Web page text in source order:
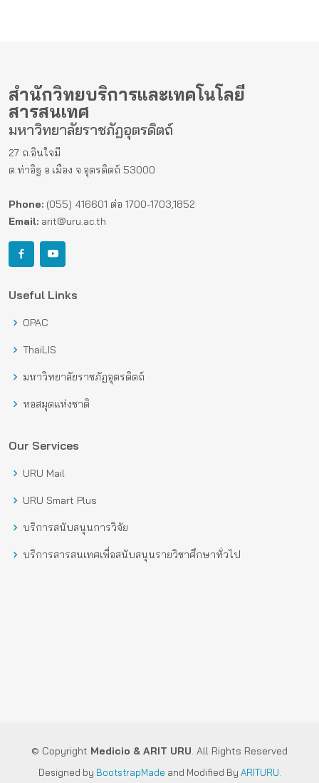
สำนักวิทยบริการและเทคโนโลยี
สารสนเทศ
มหาวิทยาลัยราชภัฏอุตรดิตถ์
27 ถ.อินใจมี
ต.ท่าอิฐ อ.เมือง จ.อุตรดิตถ์ 53000
Phone: (055) 416601 ต่อ 1700-1703,1852
Email: arit@uru.ac.th
Useful Links
OPAC
ThaiLIS
มหาวิทยาลัยราชภัฏอุตรดิตถ์
หอสมุดแห่งชาติ
Our Services
URU Mail
URU Smart Plus
บริการสนับสนุนการวิจัย
บริการสารสนเทศเพื่อสนับสนุนรายวิชาศึกษาทั่วไป
© Copyright Medicio & ARIT URU. All Rights Reserved
Designed by BootstrapMade and Modified By ARITURU.